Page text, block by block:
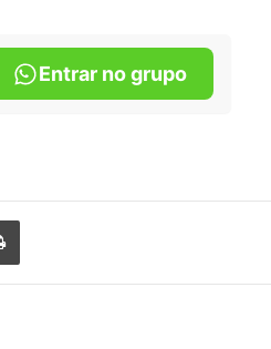
Entrar no grupo
Imprimir